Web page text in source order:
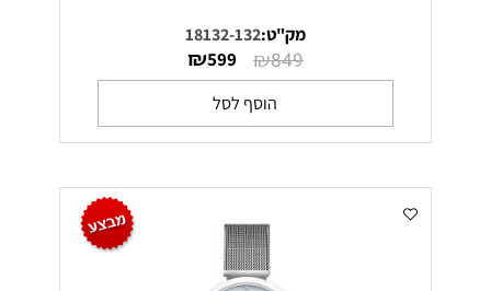
מק"ט:18132-132
₪849
₪599
הוסף לסל